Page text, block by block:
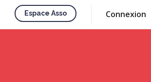
Espace Asso Connexion